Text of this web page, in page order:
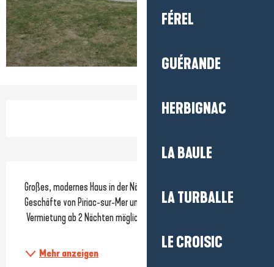
FÉREL
GUÉRANDE
HERBIGNAC
LA BAULE
LA TURBALLE
LE CROISIC
Öffnungszeiten & Kontaktdaten
Beschreibung
Großes, modernes Haus in der Nähe des Ortszentrums, der
Geschäfte von Piriac-sur-Mer und des Strandes Saint Michel.
Vermietung ab 2 Nächten möglich (außer in den Sommerferien).
Mehr anzeigen